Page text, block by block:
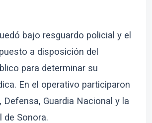
bajo resguardo policial y el
a disposición del
para determinar su
En el operativo participaron
Defensa, Guardia Nacional y la
de Sonora.